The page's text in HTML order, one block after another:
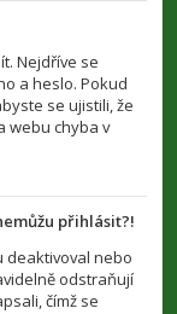
Nejdříve se
a heslo. Pokud
se ujistili, že
webu chyba v
přihlásit?!
deaktivoval nebo
odstraňují
čímž se